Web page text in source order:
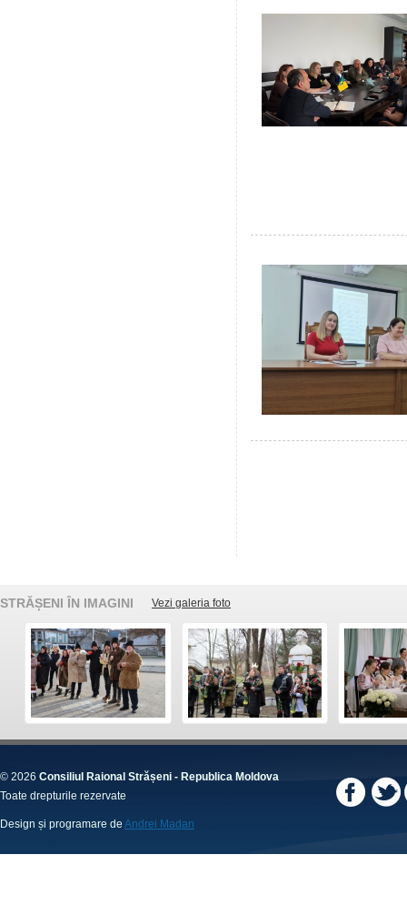
STRĂȘENI ÎN IMAGINI Vezi galeria foto
© 2026 Consiliul Raional Strășeni - Republica Moldova
Toate drepturile rezervate
Design și programare de Andrei Madan